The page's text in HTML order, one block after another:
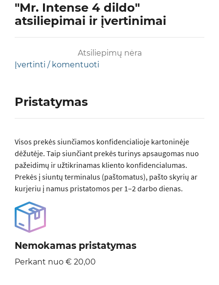
"Mr. Intense 4 dildo"
atsiliepimai ir įvertinimai
Atsiliepimų nėra
Įvertinti / komentuoti
Pristatymas
Visos prеkės siunčiamos konfidencialioje kartoninėje
dėžutėje. Taip siunčiant prekės turinys apsaugomas nuo
pažeidimų ir užtikrinamas kliento konfidencialumas.
Prekės į siuntų terminalus (paštomatus), pašto skyrių ar
kurjeriu į namus pristatomos per 1–2 darbo dienas.
Nemokamas pristatymas
Perkant nuo € 20,00